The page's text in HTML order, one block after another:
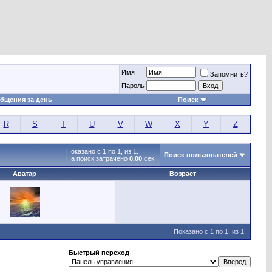
Имя
Запомнить?
Пароль
за день Поиск
R S T U V W X Y Z
Показано с 1 по 1, из 1.
На поиск затрачено 0.00 сек. Поиск пользователей
Аватар Возраст
Показано с 1 по 1, из 1.
Быстрый переход